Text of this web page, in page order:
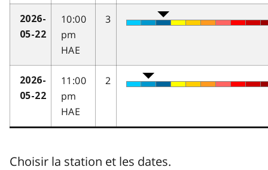
2026-
05-22
10:00
pm
HAE
3
2026-
05-22
11:00
pm
HAE
2
Choisir la station et les dates.